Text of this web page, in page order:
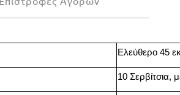
Ελεύθερο 45
10 Σερβίτσια,